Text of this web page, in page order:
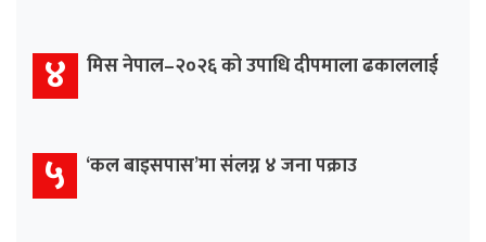
४ मिस नेपाल–२०२६ को उपाधि दीपमाला ढकाललाई
५ ‘कल बाइसपास’मा संलग्न ४ जना पक्राउ